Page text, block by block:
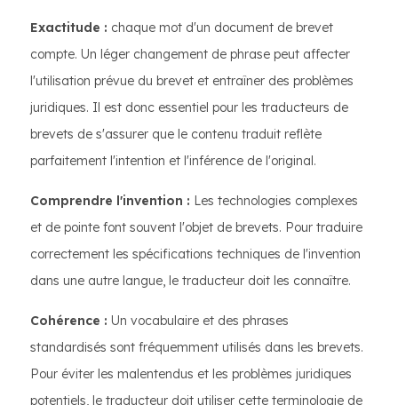
Exactitude : chaque mot d'un document de brevet
compte. Un léger changement de phrase peut affecter
l'utilisation prévue du brevet et entraîner des problèmes
juridiques. Il est donc essentiel pour les traducteurs de
brevets de s'assurer que le contenu traduit reflète
parfaitement l'intention et l'inférence de l'original.
Comprendre l'invention : Les technologies complexes
et de pointe font souvent l'objet de brevets. Pour traduire
correctement les spécifications techniques de l'invention
dans une autre langue, le traducteur doit les connaître.
Cohérence : Un vocabulaire et des phrases
standardisés sont fréquemment utilisés dans les brevets.
Pour éviter les malentendus et les problèmes juridiques
potentiels, le traducteur doit utiliser cette terminologie de